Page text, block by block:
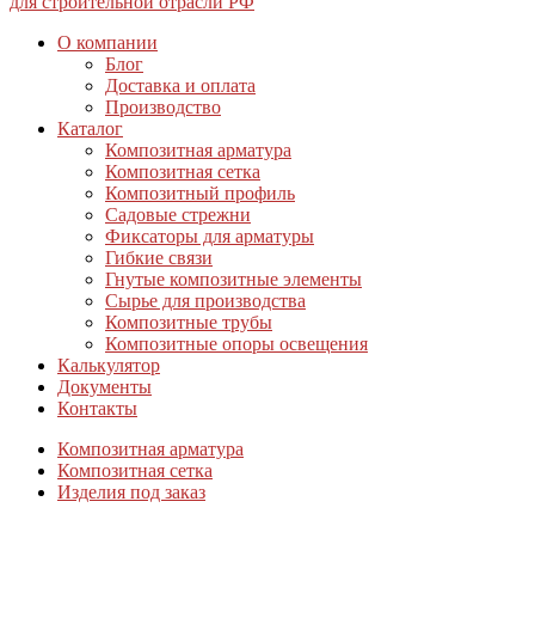
О компании
Блог
Доставка и оплата
Производство
Каталог
Композитная арматура
Композитная сетка
Композитный профиль
Садовые стрежни
Фиксаторы для арматуры
Гибкие связи
Гнутые композитные элементы
Сырье для производства
Композитные трубы
Композитные опоры освещения
Калькулятор
Документы
Контакты
Композитная арматура
Композитная сетка
Изделия под заказ